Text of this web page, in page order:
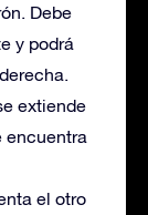
Debe
y podrá
extiende
encuentra
el otro